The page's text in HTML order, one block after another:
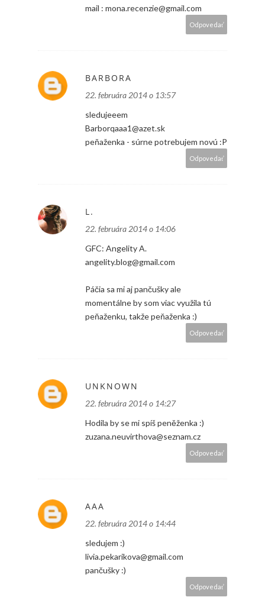
mail : mona.recenzie@gmail.com
Odpovedať
BARBORA
22. februára 2014 o 13:57
sledujeeem
Barborqaaa1@azet.sk
peňaženka - súrne potrebujem novú :P
Odpovedať
L.
22. februára 2014 o 14:06
GFC: Angelity A.
angelity.blog@gmail.com
Páčia sa mi aj pančušky ale
momentálne by som viac využila tú
peňaženku, takže peňaženka :)
Odpovedať
UNKNOWN
22. februára 2014 o 14:27
Hodila by se mi spíš peněženka :)
zuzana.neuvirthova@seznam.cz
Odpovedať
AAA
22. februára 2014 o 14:44
sledujem :)
livia.pekarikova@gmail.com
pančušky :)
Odpovedať